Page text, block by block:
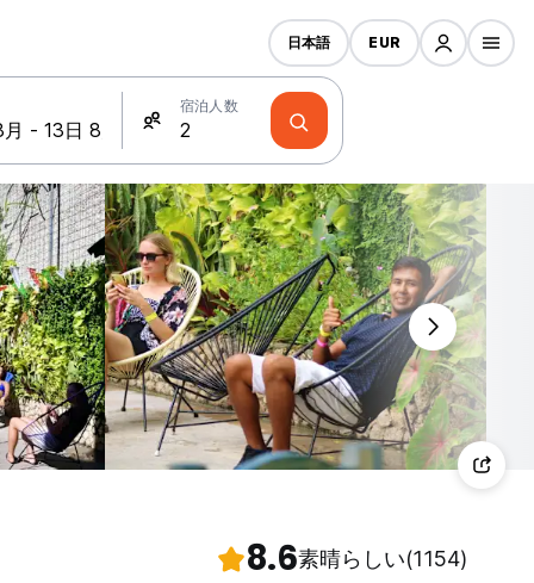
宿泊人数
日本語 EUR
8.6素晴らしい(1154)